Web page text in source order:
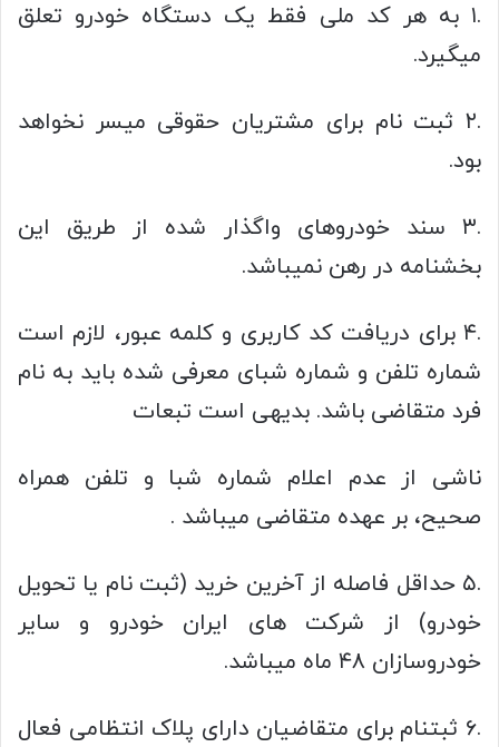
.۱ به هر کد ملی فقط یک دستگاه خودرو تعلق
میگیرد.
.۲ ثبت نام برای مشتریان حقوقی میسر نخواهد
بود.
.۳ سند خودروهای واگذار شده از طریق این
بخشنامه در رهن نمیباشد.
.۴ برای دریافت کد کاربری و کلمه عبور، لازم است
شماره تلفن و شماره شبای معرفی شده باید به نام
فرد متقاضی باشد. بدیهی است تبعات
ناشی از عدم اعلام شماره شبا و تلفن همراه
صحیح، بر عهده متقاضی میباشد .
.۵ حداقل فاصله از آخرین خرید (ثبت نام یا تحویل
خودرو) از شرکت های ایران خودرو و سایر
خودروسازان ۴۸ ماه میباشد.
.۶ ثبتنام برای متقاضیان دارای پلاک انتظامی فعال